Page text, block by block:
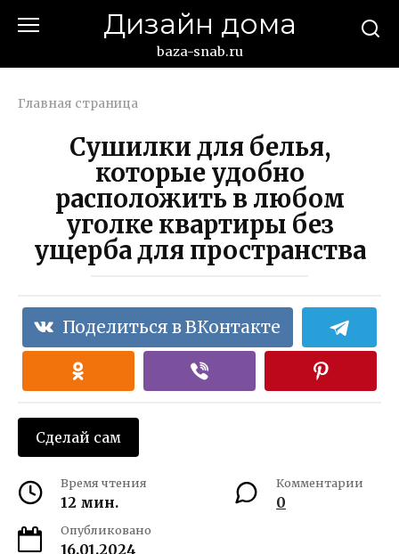
Дизайн дома
baza-snab.ru
Главная страница
Сушилки для белья,
которые удобно
расположить в любом
уголке квартиры без
ущерба для пространства
Поделиться в ВКонтакте
Сделай сам
Время чтения
12 мин.
Комментарии
0
Опубликовано
16.01.2024